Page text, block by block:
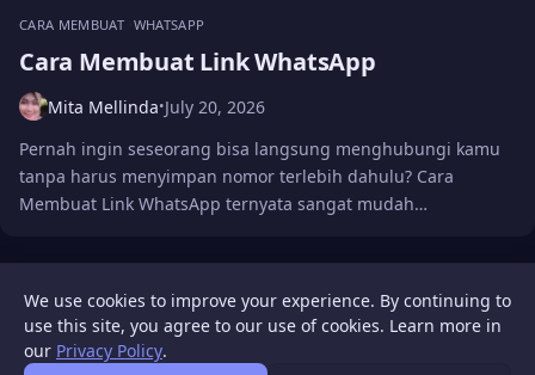
CARA MEMBUAT WHATSAPP
Cara Membuat Link WhatsApp
Mita Mellinda•July 20, 2026
Pernah ingin seseorang bisa langsung menghubungi kamu
tanpa harus menyimpan nomor terlebih dahulu? Cara
Membuat Link WhatsApp ternyata sangat mudah…
LOAD MORE
We use cookies to improve your experience. By continuing to
use this site, you agree to our use of cookies. Learn more in
our Privacy Policy.